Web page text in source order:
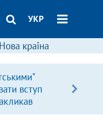
УКР
Нова країна
вступ